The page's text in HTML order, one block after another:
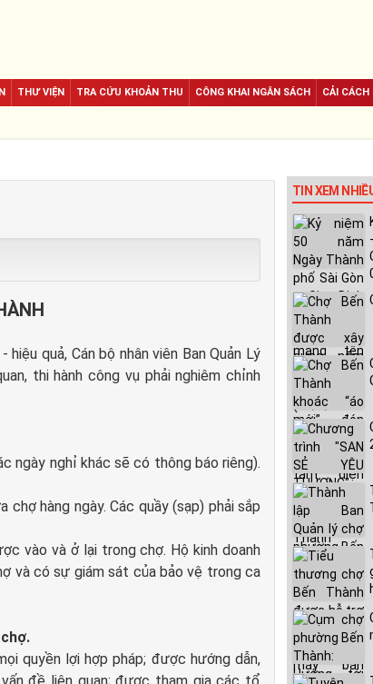
THƯ VIỆN TRA CỨU KHOẢN THU CÔNG KHAI NGÂN SÁCH CẢI CÁCH
quả, Cán bộ nhân viên Ban Quản Lý
thi hành công vụ phải nghiêm chỉnh
ngày nghỉ khác sẽ có thông báo riêng).
hàng ngày. Các quầy (sạp) phải sắp
vào và ở lại trong chợ. Hộ kinh doanh
và có sự giám sát của bảo vệ trong ca
quyền lợi hợp pháp; được hướng dẫn,
TIN XEM